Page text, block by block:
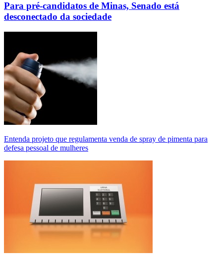
Para pré-candidatos de Minas, Senado está
desconectado da sociedade
Entenda projeto que regulamenta venda de spray de pimenta para
defesa pessoal de mulheres